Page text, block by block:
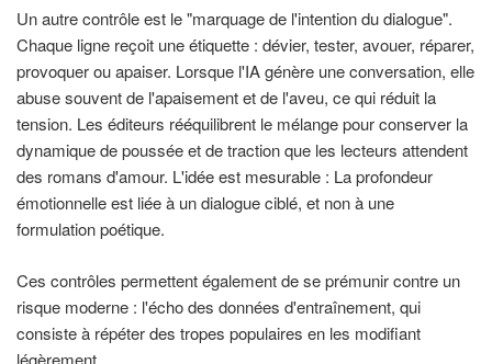
Un autre contrôle est le "marquage de l'intention du dialogue".
Chaque ligne reçoit une étiquette : dévier, tester, avouer, réparer,
provoquer ou apaiser. Lorsque l'IA génère une conversation, elle
abuse souvent de l'apaisement et de l'aveu, ce qui réduit la
tension. Les éditeurs rééquilibrent le mélange pour conserver la
dynamique de poussée et de traction que les lecteurs attendent
des romans d'amour. L'idée est mesurable : La profondeur
émotionnelle est liée à un dialogue ciblé, et non à une
formulation poétique.
Ces contrôles permettent également de se prémunir contre un
risque moderne : l'écho des données d'entraînement, qui
consiste à répéter des tropes populaires en les modifiant
légèrement.